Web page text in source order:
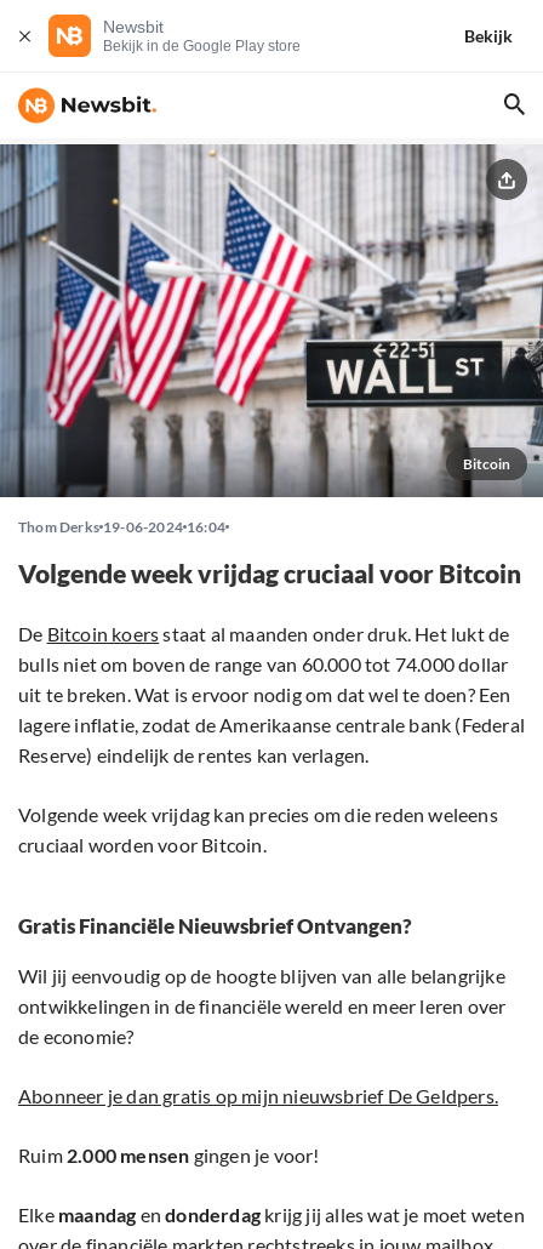
Newsbit
Bekijk in de Google Play store
Bekijk
Bitcoin
Thom Derks 19-06-2024 16:04
Volgende week vrijdag cruciaal voor Bitcoin
De Bitcoin koersstaat al maanden onder druk. Het lukt de
bulls niet om boven de range van 60.000 tot 74.000 dollar
uit te breken. Wat is ervoor nodig om dat wel te doen? Een
lagere inflatie, zodat de Amerikaanse centrale bank (Federal
Reserve) eindelijk de rentes kan verlagen.
Volgende week vrijdag kan precies om die reden weleens
cruciaal worden voor Bitcoin.
Gratis Financiële Nieuwsbrief Ontvangen?
Wil jij eenvoudig op de hoogte blijven van alle belangrijke
ontwikkelingen in de financiële wereld en meer leren over
de economie?
Abonneer je dan gratis op mijn nieuwsbrief De Geldpers.
Ruim 2.000 mensen gingen je voor!
Elke maandag endonderdag krijg jij alles wat je moet weten